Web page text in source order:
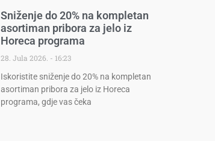
Sniženje do 20% na kompletan
asortiman pribora za jelo iz
Horeca programa
28. Jula 2026.
16:23
Iskoristite sniženje do 20% na kompletan
asortiman pribora za jelo iz Horeca
programa, gdje vas čeka